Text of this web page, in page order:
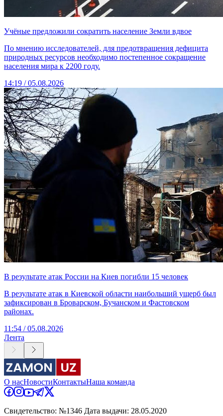
Учёные предложили сократить население Земли вдвое
По мнению исследователей, для предотвращения дефицита
природных ресурсов необходимо постепенное сокращение
населения мира к 2200 году.
14:19 / 05.08.2026
В результате атак России на Киев погибли 15 человек
В результате атак в Киевской области наибольший ущерб был
зафиксирован в Броварском, Бучанском и Фастовском
районах.
11:54 / 05.08.2026
Лента
О насНовостиКонтактыНаша команда
Свидетельство: №1346 Дата выдачи: 28.05.2020